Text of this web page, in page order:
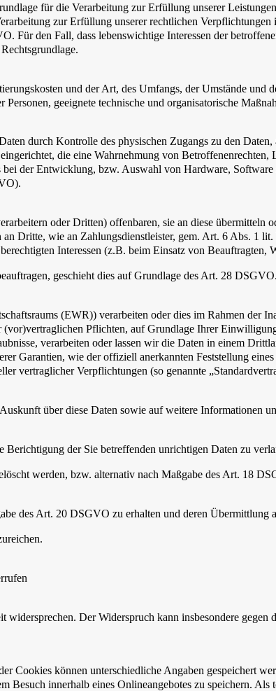
für die Verarbeitung zur Erfüllung unserer
zur Erfüllung unserer rechtlichen
den Fall, dass lebenswichtige Interessen der
und der Art, des Umfangs, der Umstände und
geeignete technische und organisatorische
durch Kontrolle des physischen Zugangs zu den
die eine Wahrnehmung von
der Entwicklung, bzw. Auswahl von Hardware,
oder Dritten) offenbaren, sie an diese übermitteln
Dritte, wie an Zahlungsdienstleister, gem. Art. 6 Abs. 1
Interessen (z.B. beim Einsatz von Beauftragten,
geschieht dies auf Grundlage des Art. 28 DSGVO.
(EWR)) verarbeiten oder dies im Rahmen der
Pflichten, auf Grundlage Ihrer
verarbeiten oder lassen wir die Daten in einem
Garantien, wie der offiziell anerkannten Feststellung eines
vertraglicher Verpflichtungen (so genannte
über diese Daten sowie auf weitere Informationen
der Sie betreffenden unrichtigen Daten zu
werden, bzw. alternativ nach Maßgabe des Art. 18
des Art. 20 DSGVO zu erhalten und deren Übermittlung
Der Widerspruch kann insbesondere gegen
Cookies können unterschiedliche Angaben gespeichert
innerhalb eines Onlineangebotes zu speichern. Als